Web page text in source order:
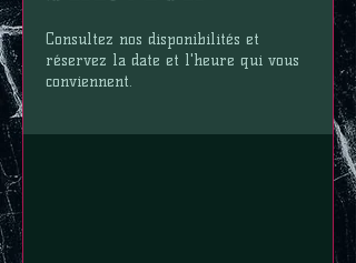
Consultez nos disponibilités et
réservez la date et l'heure qui vous
conviennent.